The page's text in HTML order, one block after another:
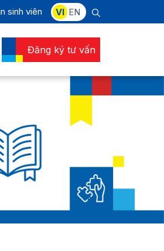
sinh viên VI EN
Đăng ký tư vấn